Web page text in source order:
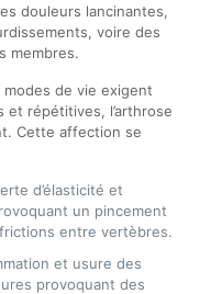
douleurs lancinantes,
voire des
membres.
de vie exigent
répétitives, l’arthrose
Cette affection se
d’élasticité et
un pincement
entre vertèbres.
et usure des
provoquant des